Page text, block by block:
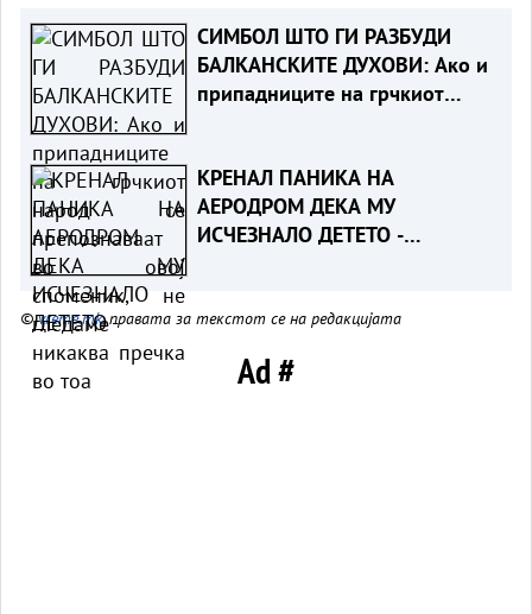
СИМБОЛ ШТО ГИ РАЗБУДИ
БАЛКАНСКИТЕ ДУХОВИ: Ако и
припадниците на грчкиот
никаква пречка во тоа
КРЕНАЛ ПАНИКА НА
АЕРОДРОМ ДЕКА МУ
ИСЧЕЗНАЛО ДЕТЕТО -
©vreme.mk, правата за текстот се на редакцијата
Ad #